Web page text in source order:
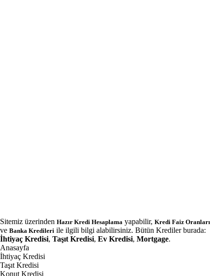
Sitemiz üzerinden Hazır Kredi Hesaplama yapabilir, Kredi Faiz Oranları
ve Banka Kredileri ile ilgili bilgi alabilirsiniz. Bütün Krediler burada:
İhtiyaç Kredisi, Taşıt Kredisi, Ev Kredisi, Mortgage.
Anasayfa
İhtiyaç Kredisi
Taşıt Kredisi
Konut Kredisi